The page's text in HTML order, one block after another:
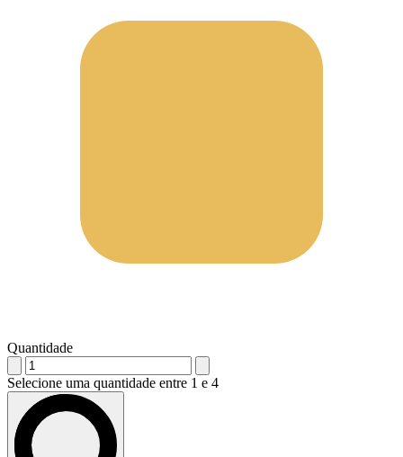
Quantidade
Selecione uma quantidade entre 1 e 4